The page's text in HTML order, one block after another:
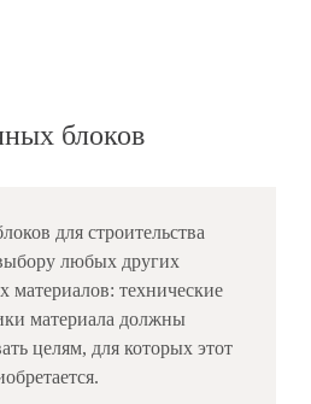
блоков
для строительства
любых других
материалов: технические
материала должны
целям, для которых этот